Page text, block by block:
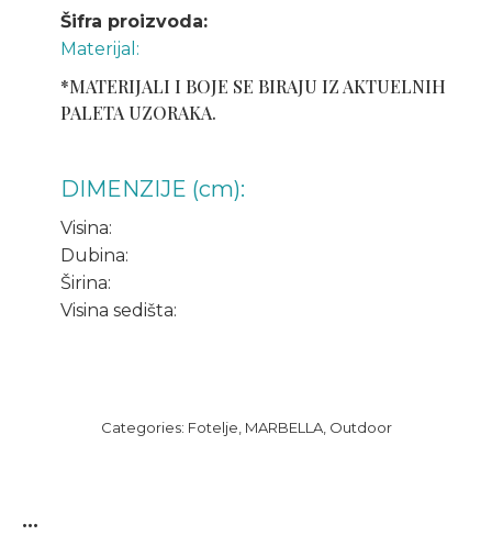
Šifra proizvoda:
Materijal:
*MATERIJALI I BOJE SE BIRAJU IZ AKTUELNIH
PALETA UZORAKA.
DIMENZIJE (cm):
Visina:
Dubina:
Širina:
Visina sedišta:
Categories: Fotelje MARBELLA, Outdoor
...